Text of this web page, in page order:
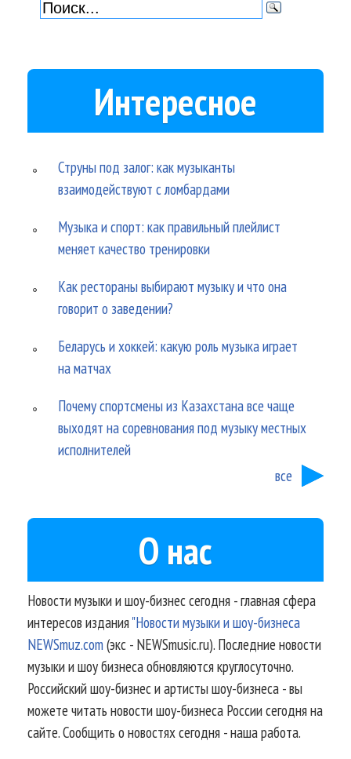
Интересное
Струны под залог: как музыканты
взаимодействуют с ломбардами
Музыка и спорт: как правильный плейлист
меняет качество тренировки
Как рестораны выбирают музыку и что она
говорит о заведении?
Беларусь и хоккей: какую роль музыка играет
на матчах
Почему спортсмены из Казахстана все чаще
выходят на соревнования под музыку местных
исполнителей
все
О нас
Новости музыки и шоу-бизнес сегодня - главная сфера
интересов издания"Новости музыки и шоу-бизнеса
NEWSmuz.com(экс - NEWSmusic.ru). Последние новости
музыки и шоу бизнеса обновляются круглосуточно.
Российский шоу-бизнес и артисты шоу-бизнеса - вы
можете читать новости шоу-бизнеса России сегодня на
сайте. Сообщить о новостях сегодня - наша работа.